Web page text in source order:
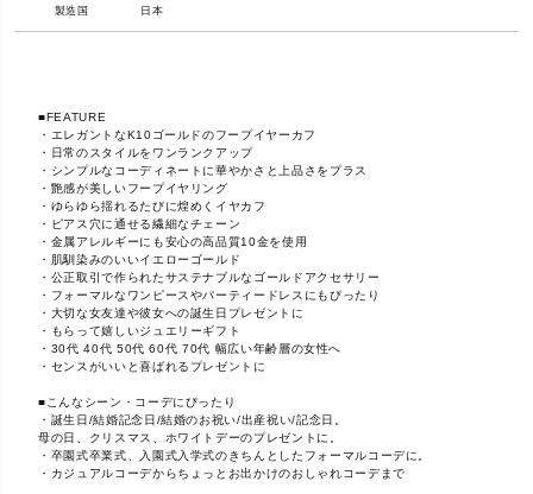
製造国 日本
■FEATURE
・エレガントなK10ゴールドのフープイヤーカフ
・日常のスタイルをワンランクアップ
・シンプルなコーディネートに華やかさと上品さをプラス
・艶感が美しいフープイヤリング
・ゆらゆら揺れるたびに煌めくイヤカフ
・ピアス穴に通せる繊細なチェーン
・金属アレルギーにも安心の高品質10金を使用
・肌馴染みのいいイエローゴールド
・公正取引で作られたサステナブルなゴールドアクセサリー
・フォーマルなワンピースやパーティードレスにもぴったり
・大切な女友達や彼女への誕生日プレゼントに
・もらって嬉しいジュエリーギフト
・30代 40代 50代 60代 70代 幅広い年齢層の女性へ
・センスがいいと喜ばれるプレゼントに
■こんなシーン・コーデにぴったり
・誕生日/結婚記念日/結婚のお祝い/出産祝い/記念日。
母の日、クリスマス、ホワイトデーのプレゼントに。
・卒園式卒業式、入園式入学式のきちんとしたフォーマルコーデに。
・カジュアルコーデからちょっとお出かけのおしゃれコーデまで